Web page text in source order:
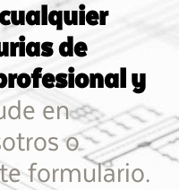
de
y
en
o
formulario.